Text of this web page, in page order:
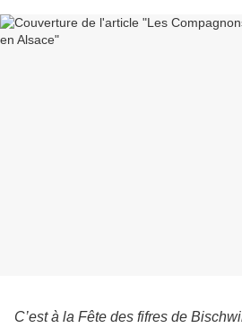
C’est à la Fête des fifres de